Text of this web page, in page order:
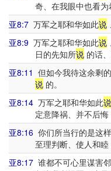
奇、在我眼中也看
亚8:7 万军之耶和华如此说
亚8:9 万军之耶和华如此说
日的先知所说的话、
亚8:11 但如今我待这余剩
说的。
亚8:14 万军之耶和华如此说
定意降祸、并不后悔
亚8:16 你们所当行的是这
至理判断、使人和睦
亚8:17 谁都不可心里谋害